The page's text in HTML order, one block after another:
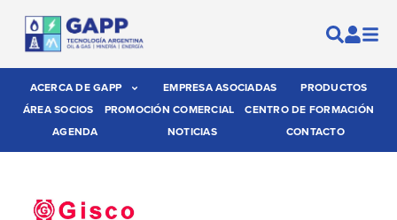
ACERCA DE GAPP EMPRESA ASOCIADAS
PRODUCTOS
ÁREA SOCIOS
PROMOCIÓN COMERCIAL
CENTRO DE FORMACIÓN
AGENDA
NOTICIAS CONTACTO